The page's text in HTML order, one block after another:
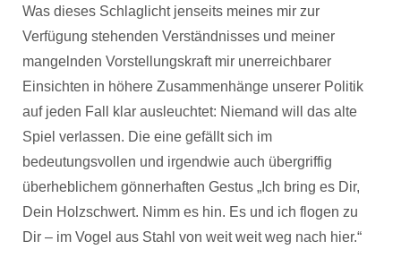
Was dieses Schlaglicht jenseits meines mir zur
Verfügung stehenden Verständnisses und meiner
mangelnden Vorstellungskraft mir unerreichbarer
Einsichten in höhere Zusammenhänge unserer Politik
auf jeden Fall klar ausleuchtet: Niemand will das alte
Spiel verlassen. Die eine gefällt sich im
bedeutungsvollen und irgendwie auch übergriffig
überheblichem gönnerhaften Gestus „Ich bring es Dir,
Dein Holzschwert. Nimm es hin. Es und ich flogen zu
Dir – im Vogel aus Stahl von weit weit weg nach hier.“